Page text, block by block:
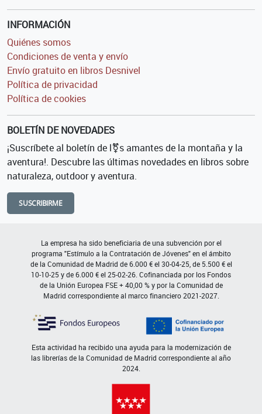
INFORMACIÓN
Quiénes somos
Condiciones de venta y envío
Envío gratuito en libros Desnivel
Política de privacidad
Política de cookies
BOLETÍN DE NOVEDADES
¡Suscríbete al boletín de l⚧s amantes de la montaña y la
aventura!. Descubre las últimas novedades en libros sobre
naturaleza, outdoor y aventura.
SUSCRIBIRME
La empresa ha sido beneficiaria de una subvención por el
programa "Estímulo a la Contratación de Jóvenes" en el ámbito
de la Comunidad de Madrid de 6.000 € el 30-04-25, de 5.500 € el
10-10-25 y de 6.000 € el 25-02-26. Cofinanciada por los Fondos
de la Unión Europea FSE + 40,00 % y por la Comunidad de
Madrid correspondiente al marco financiero 2021-2027.
Esta actividad ha recibido una ayuda para la modernización de
las librerías de la Comunidad de Madrid correspondiente al año
2024.